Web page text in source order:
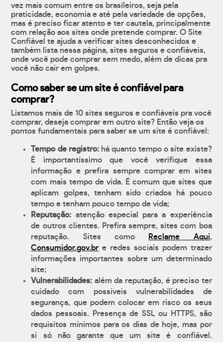
vez mais comum entre os brasileiros, seja pela
praticidade, economia e até pela variedade de opções,
mas é preciso ficar atento e ter cautela, principalmente
com relação aos sites onde pretende comprar. O Site
Confiável te ajuda a verificar sites desconhecidos e
também lista nessa página, sites seguros e confiáveis,
onde você pode comprar sem medo, além de dicas pra
você não cair em golpes.
Como saber se um site é confiável para
comprar?
Listamos mais de 10 sites seguros e confiáveis pra você
comprar, deseja comprar em outro site? Então veja os
pontos fundamentais para saber se um site é confiável:
Tempo de registro:há quanto tempo o site existe?
É importantíssimo que você verifique essa
informação e prefira sempre comprar em sites
com mais tempo de vida. É comum que sites que
aplicam golpes, tenham sido criados há pouco
tempo e tenham pouco tempo de vida;
Reputação: atenção especial para a experiência
de outros clientes. Prefira sempre, sites com boa
reputação. Sites como
Reclame Aqui,
Consumidor.gov.br e redes sociais podem trazer
informações importantes sobre um determinado
site;
Vulnerabilidades: além da reputação, é preciso ter
cuidado com possíveis vulnerabilidades de
segurança, que podem colocar em risco os seus
dados pessoais. Presença de SSL ou HTTPS, são
requisitos mínimos para os dias de hoje, mas por
si só não garante que um site é confiável.